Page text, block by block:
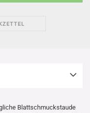
Blattschmuckstaude